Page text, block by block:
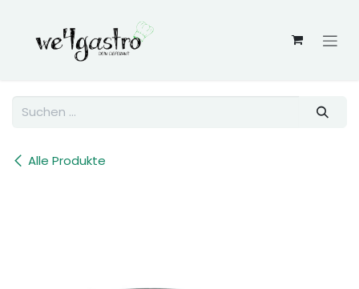
Alle Produkte